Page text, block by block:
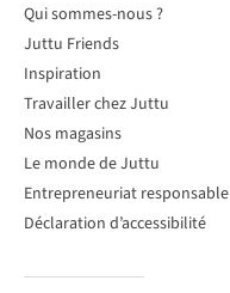
Qui sommes-nous ?
Juttu Friends
Inspiration
Travailler chez Juttu
Nos magasins
Le monde de Juttu
Entrepreneuriat responsable
Déclaration d’accessibilité